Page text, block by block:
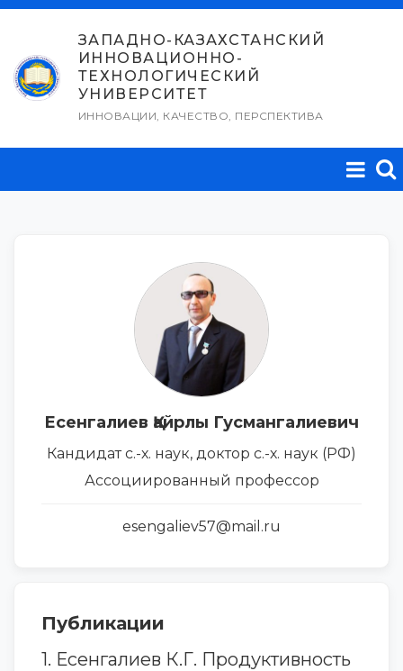
Перейти
содержимому
ЗАПАДНО-КАЗАХСТАНСКИЙ
ИННОВАЦИОННО-
ТЕХНОЛОГИЧЕСКИЙ
УНИВЕРСИТЕТ
ИННОВАЦИИ, КАЧЕСТВО, ПЕРСПЕКТИВА
Есенгалиев Қайрлы Гусмангалиевич
Кандидат с.-х. наук, доктор с.-х. наук (РФ)
Ассоциированный профессор
esengaliev57@mail.ru
Публикации
1. Есенгалиев К.Г. Продуктивность